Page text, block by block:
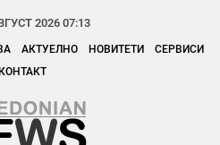
2026 07:13
АКТУЕЛНО НОВИТЕТИ
СЕРВИСИ
КОНТАКТ